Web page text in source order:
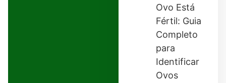
Ovo Está
Fértil: Guia
Completo
para
Identificar
Ovos